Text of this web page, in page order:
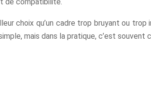
choix qu’un cadre trop bruyant ou
mais dans la pratique, c’est souvent